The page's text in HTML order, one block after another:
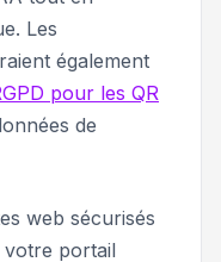
Les
également
pour les QR
de
web sécurisés
portail